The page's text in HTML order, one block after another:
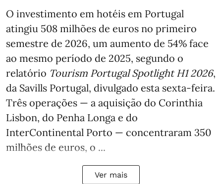
O investimento em hotéis em Portugal
atingiu 508 milhões de euros no primeiro
semestre de 2026, um aumento de 54% face
ao mesmo período de 2025, segundo o
relatório Tourism Portugal Spotlight H1 2026,
da Savills Portugal, divulgado esta sexta-feira.
Três operações — a aquisição do Corinthia
Lisbon, do Penha Longa e do
InterContinental Porto — concentraram 350
milhões de euros, o ...
Ver mais